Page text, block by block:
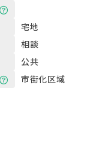
宅地
相談
公共
市街化区域